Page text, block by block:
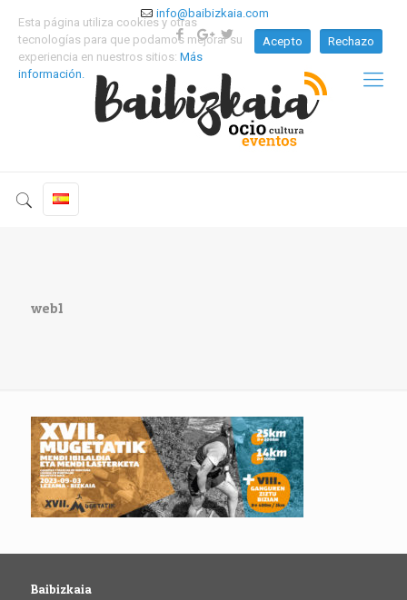
info@baibizkaia.com
web1
Baibizkaia
Esta página utiliza cookies y otras
tecnologías para que podamos mejorar su
experiencia en nuestros sitios: Más
información.
Acepto Rechazo